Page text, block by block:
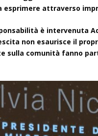
esprimere attraverso
è intervenuta
non esaurisce il
sulla comunità fanno